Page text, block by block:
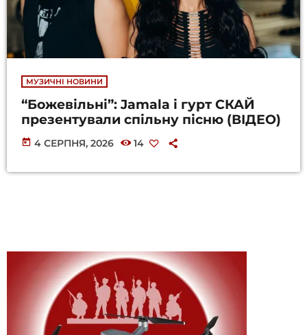
МУЗИЧНІ НОВИНИ
“Божевільні”: Jamala і гурт СКАЙ
презентували спільну пісню (ВІДЕО)
today 4 СЕРПНЯ, 2026 14